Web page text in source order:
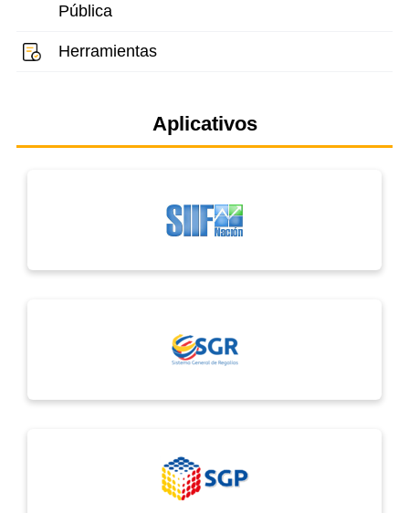
Pública
Herramientas
Aplicativos